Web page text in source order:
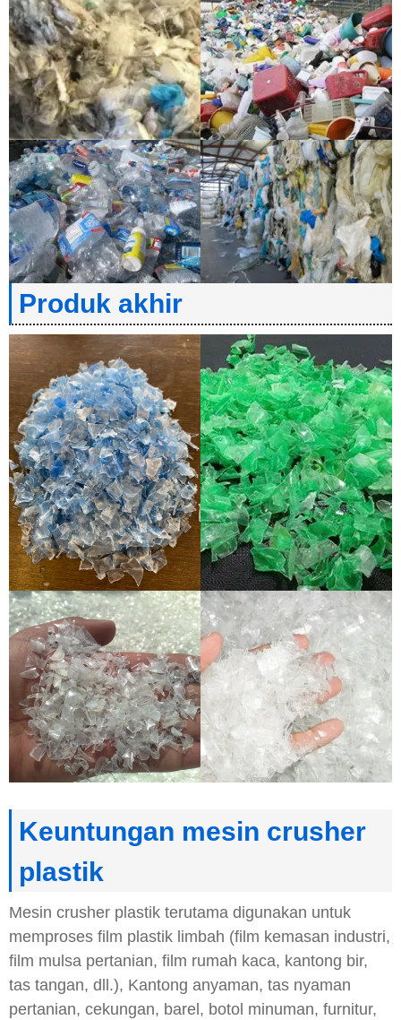
Produk akhir
Keuntungan mesin crusher
plastik
Mesin crusher plastik terutama digunakan untuk
memproses film plastik limbah (film kemasan industri,
film mulsa pertanian, film rumah kaca, kantong bir,
tas tangan, dll.), Kantong anyaman, tas nyaman
pertanian, cekungan, barel, botol minuman, furnitur,